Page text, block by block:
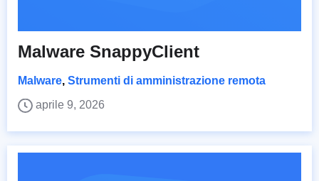
Malware SnappyClient
Malware, Strumenti di amministrazione remota
aprile 9, 2026